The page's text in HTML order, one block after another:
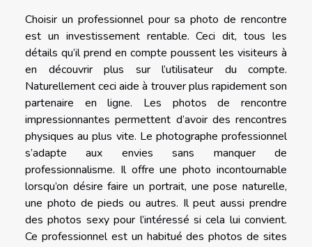
Choisir un professionnel pour sa photo de rencontre
est un investissement rentable. Ceci dit, tous les
détails qu’il prend en compte poussent les visiteurs à
en découvrir plus sur l’utilisateur du compte.
Naturellement ceci aide à trouver plus rapidement son
partenaire en ligne. Les photos de rencontre
impressionnantes permettent d’avoir des rencontres
physiques au plus vite. Le photographe professionnel
s’adapte aux envies sans manquer de
professionnalisme. Il offre une photo incontournable
lorsqu’on désire faire un portrait, une pose naturelle,
une photo de pieds ou autres. Il peut aussi prendre
des photos sexy pour l’intéressé si cela lui convient.
Ce professionnel est un habitué des photos de sites